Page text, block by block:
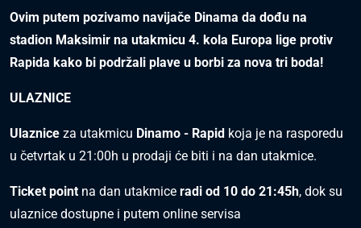
Ovim putem pozivamo navijače Dinama da dođu na
stadion Maksimir na utakmicu 4. kola Europa lige protiv
Rapida kako bi podržali plave u borbi za nova tri boda!
ULAZNICE
Ulaznice za utakmicu Dinamo - Rapid koja je na rasporedu
u četvrtak u 21:00h u prodaji će biti i na dan utakmice.
Ticket point na dan utakmice radi od 10 do 21:45h, dok su
ulaznice dostupne i putem online servisa